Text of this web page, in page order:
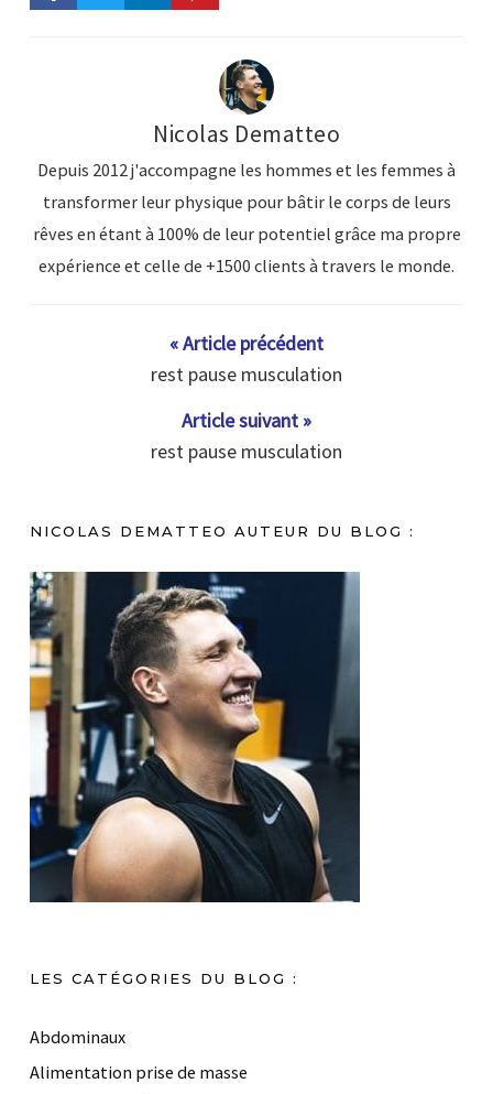
Nicolas Dematteo
Depuis 2012 j'accompagne les hommes et les femmes à
transformer leur physique pour bâtir le corps de leurs
rêves en étant à 100% de leur potentiel grâce ma propre
expérience et celle de +1500 clients à travers le monde.
« Article précédent
rest pause musculation
Article suivant »
rest pause musculation
NICOLAS DEMATTEO AUTEUR DU BLOG :
LES CATÉGORIES DU BLOG :
Abdominaux
Alimentation prise de masse